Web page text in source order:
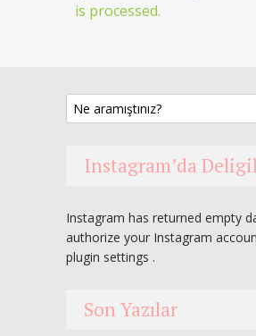
is processed.
Instagram’da
Instagram has returned empty
authorize your Instagram
plugin settings .
Son Yazılar